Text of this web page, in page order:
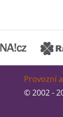
Provozní
© 2002 -